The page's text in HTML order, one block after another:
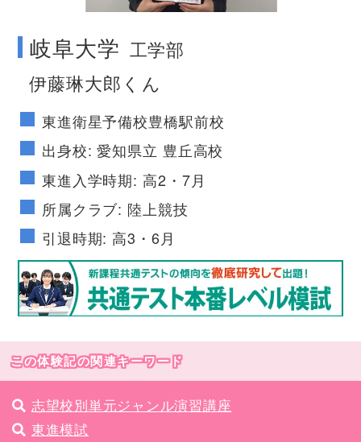
岐阜大学 工学部
伊藤琳大郎くん
東進衛星予備校豊橋駅前校
出身校: 愛知県立 豊丘高校
東進入学時期: 高2・7月
所属クラブ: 陸上競技
引退時期: 高3・6月
この体験記の関連キーワード
志望校別単元ジャンル演習講座
東進模試